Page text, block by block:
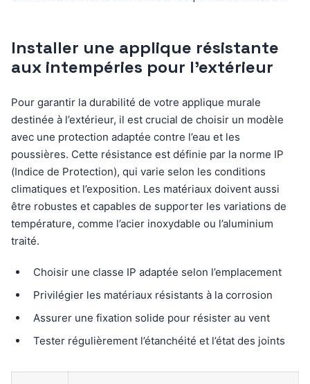
Installer une applique résistante
aux intempéries pour l’extérieur
Pour garantir la durabilité de votre applique murale
destinée à l’extérieur, il est crucial de choisir un modèle
avec une protection adaptée contre l’eau et les
poussières. Cette résistance est définie par la norme IP
(Indice de Protection), qui varie selon les conditions
climatiques et l’exposition. Les matériaux doivent aussi
être robustes et capables de supporter les variations de
température, comme l’acier inoxydable ou l’aluminium
traité.
Choisir une classe IP adaptée selon l’emplacement
Privilégier les matériaux résistants à la corrosion
Assurer une fixation solide pour résister au vent
Tester régulièrement l’étanchéité et l’état des joints